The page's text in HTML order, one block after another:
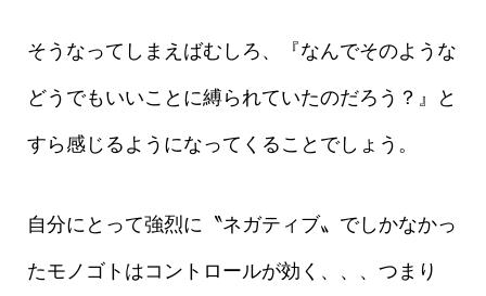
そうなってしまえばむしろ、『なんでそのような
どうでもいいことに縛られていたのだろう？』と
すら感じるようになってくることでしょう。
自分にとって強烈に〝ネガティブ〟でしかなかっ
たモノゴトはコントロールが効く、、、つまり